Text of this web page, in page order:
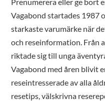
Vagabond startades 1987
starkaste varumärke när
och reseinformation. Från
riktade sig till unga
Vagabond med åren blivit
reseintresserade av alla
resetips, välskrivna